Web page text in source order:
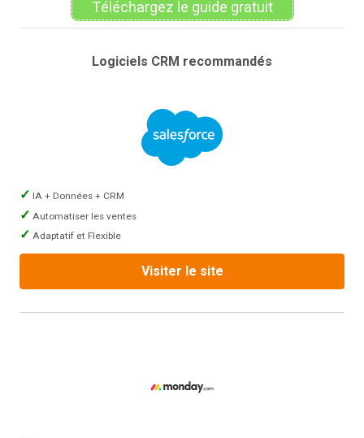
Téléchargez le guide gratuit
Logiciels CRM recommandés
IA + Données + CRM
Automatiser les ventes
Adaptatif et Flexible
Visiter le site